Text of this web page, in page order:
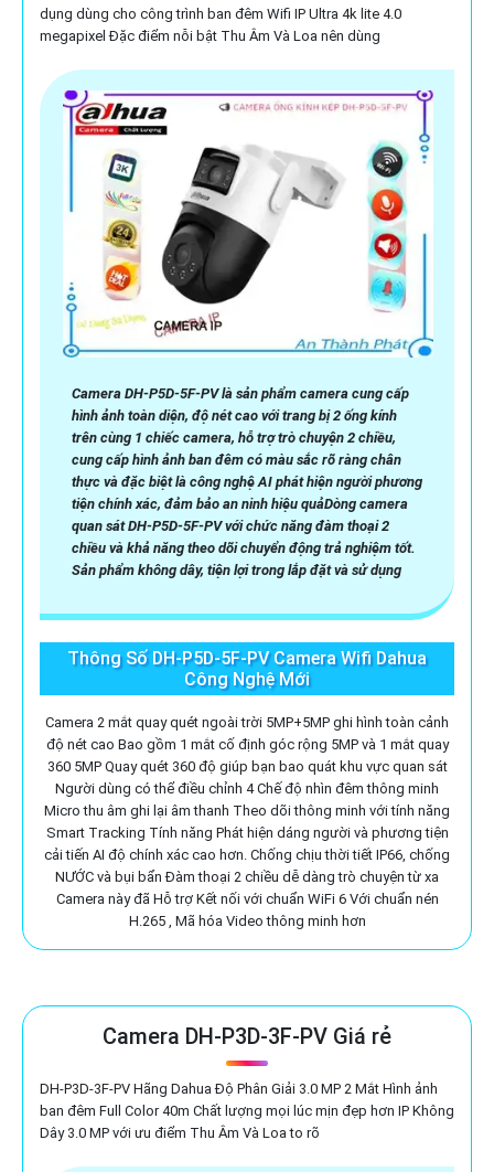
dụng dùng cho công trình ban đêm Wifi IP Ultra 4k lite 4.0
megapixel Đặc điểm nỗi bật Thu Âm Và Loa nên dùng
Camera DH-P5D-5F-PV là sản phẩm camera cung cấp
hình ảnh toàn diện, độ nét cao với trang bị 2 ống kính
trên cùng 1 chiếc camera, hỗ trợ trò chuyện 2 chiều,
cung cấp hình ảnh ban đêm có màu sắc rõ ràng chân
thực và đặc biệt là công nghệ AI phát hiện người phương
tiện chính xác, đảm bảo an ninh hiệu quảDòng camera
quan sát DH-P5D-5F-PV với chức năng đàm thoại 2
chiều và khả năng theo dõi chuyển động trả nghiệm tốt.
Sản phẩm không dây, tiện lợi trong lắp đặt và sử dụng
Thông Số DH-P5D-5F-PV Camera Wifi Dahua
Công Nghệ Mới
Camera 2 mắt quay quét ngoài trời 5MP+5MP ghi hình toàn cảnh
độ nét cao Bao gồm 1 mắt cố định góc rộng 5MP và 1 mắt quay
360 5MP Quay quét 360 độ giúp bạn bao quát khu vực quan sát
Người dùng có thể điều chỉnh 4 Chế độ nhìn đêm thông minh
Micro thu âm ghi lại âm thanh Theo dõi thông minh với tính năng
Smart Tracking Tính năng Phát hiện dáng người và phương tiện
cải tiến AI độ chính xác cao hơn. Chống chịu thời tiết IP66, chống
NƯỚC và bụi bẩn Đàm thoại 2 chiều dễ dàng trò chuyện từ xa
Camera này đã Hỗ trợ Kết nối với chuẩn WiFi 6 Với chuẩn nén
H.265 , Mã hóa Video thông minh hơn
Camera DH-P3D-3F-PV Giá rẻ
DH-P3D-3F-PV Hãng Dahua Độ Phân Giải 3.0 MP 2 Mắt Hình ảnh
ban đêm Full Color 40m Chất lượng mọi lúc mịn đẹp hơn IP Không
Dây 3.0 MP với ưu điểm Thu Âm Và Loa to rõ